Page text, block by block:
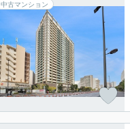
中古マンション